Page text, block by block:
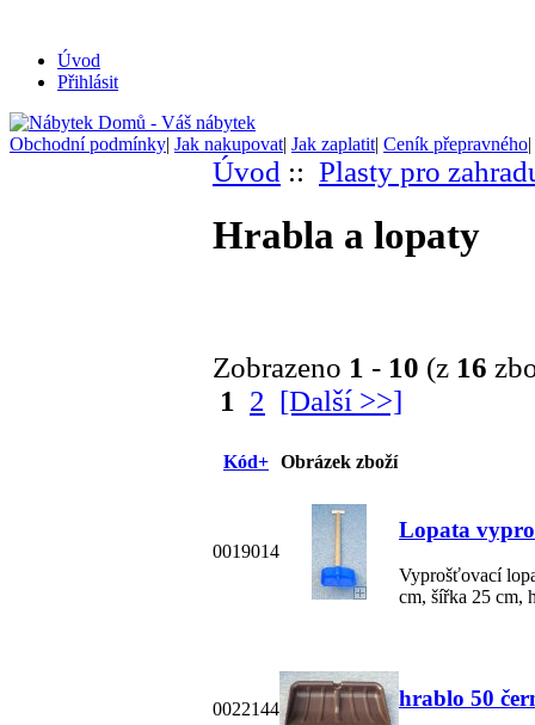
Úvod
Přihlásit
Obchodní podmínky| Jak nakupovat| Jak zaplatit| Ceník přepravného|
Úvod :: Plasty pro
Hrabla a lopaty
Zobrazeno 1 - 10 (z 16
1 2 [Další >>]
Kód+ Obrázek zboží
0019014
Lopata
Vyprošťovací
cm, šířka 25 cm,
0022144 hrablo 50